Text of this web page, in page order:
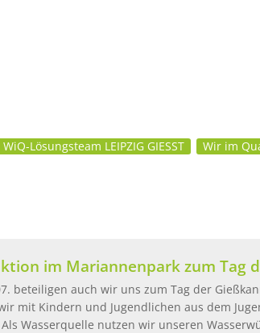
WiQ-Lösungsteam LEIPZIG GIESST Wir im
im Mariannenpark zum Tag
beteiligen auch wir uns zum Tag der
mit Kindern und Jugendlichen aus dem
Wasserquelle nutzen wir unseren